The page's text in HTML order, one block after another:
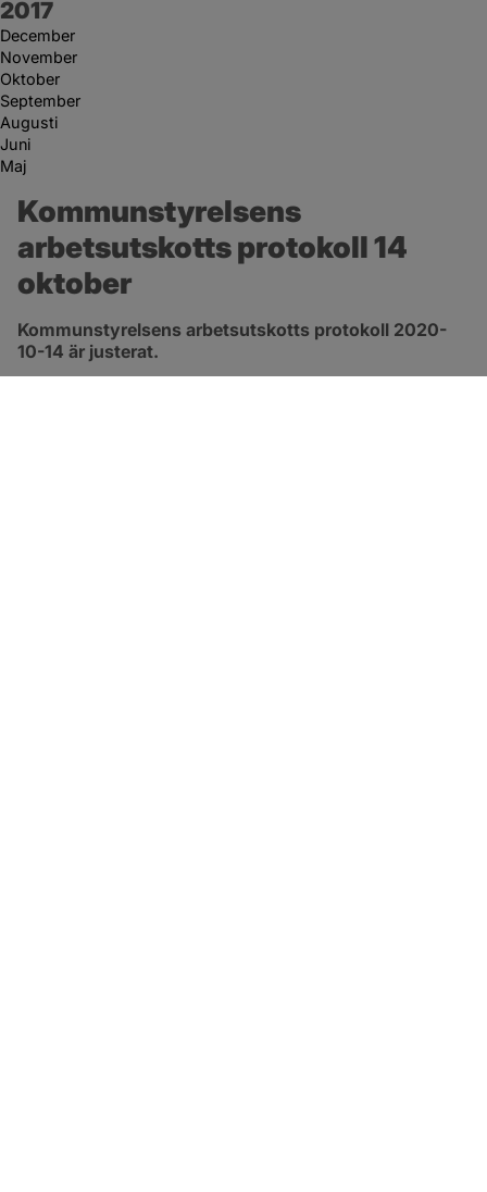
År:
2017
December
November
Oktober
September
Augusti
Juni
Maj
Kommunstyrelsens
arbetsutskotts protokoll 14
oktober
Kommunstyrelsens arbetsutskotts protokoll 2020-
10-14 är justerat.